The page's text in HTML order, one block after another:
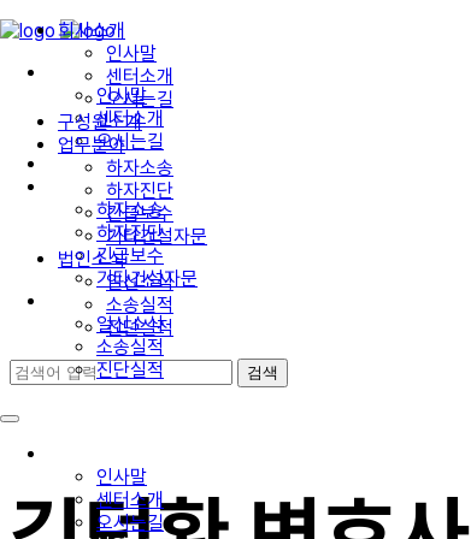
회사소개
인사말
센터소개
오시는길
구성원소개
업무분야
하자소송
하자진단
긴급보수
기타건설자문
법인소식
일신소식
소송실적
진단실적
인사말
센터소개
오시는길
회사소개
인사말
센터소개
오시는길
구성원소개
업무분야
하자소송
하자진단
긴급보수
기타건설자문
법인소식
일신소식
소송실적
진단실적